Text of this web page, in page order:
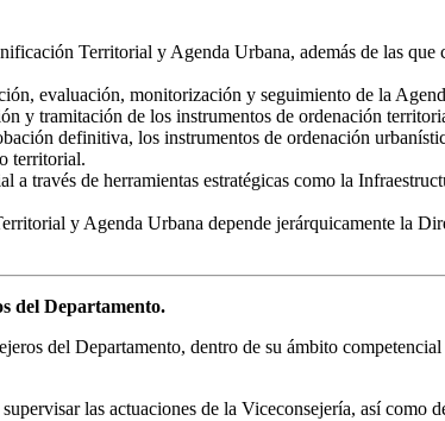
Territorial y Agenda Urbana, además de las que
evaluación, monitorización y seguimiento de la
y tramitación de los instrumentos de ordenación
definitiva, los instrumentos de ordenación
territorial.
a través de herramientas estratégicas como la
y Agenda Urbana depende jerárquicamente la
del Departamento.
del Departamento, dentro de su ámbito
las actuaciones de la Viceconsejería, así como